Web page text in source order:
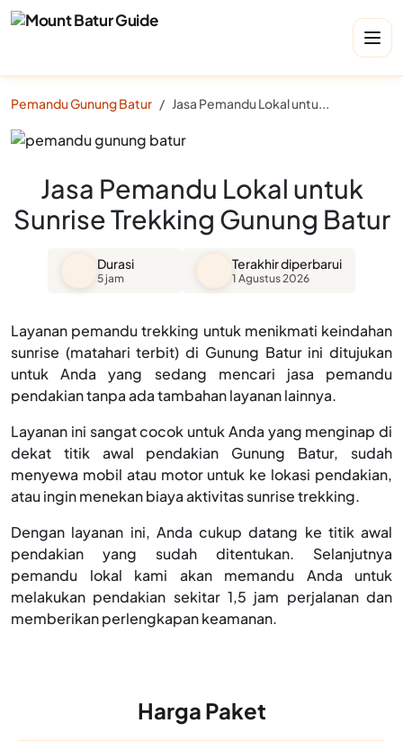
Pemandu Gunung Batur Jasa Pemandu Lokal untuk Sunrise Trekking Gunung Batur
Jasa Pemandu Lokal untuk
Sunrise Trekking Gunung Batur
Durasi
5 jam
Terakhir diperbarui
1 Agustus 2026
Layanan pemandu trekking untuk menikmati keindahan
sunrise (matahari terbit) di Gunung Batur ini ditujukan
untuk Anda yang sedang mencari jasa pemandu
pendakian tanpa ada tambahan layanan lainnya.
Layanan ini sangat cocok untuk Anda yang menginap di
dekat titik awal pendakian Gunung Batur, sudah
menyewa mobil atau motor untuk ke lokasi pendakian,
atau ingin menekan biaya aktivitas sunrise trekking.
Dengan layanan ini, Anda cukup datang ke titik awal
pendakian yang sudah ditentukan. Selanjutnya
pemandu lokal kami akan memandu Anda untuk
melakukan pendakian sekitar 1,5 jam perjalanan dan
memberikan perlengkapan keamanan.
Harga Paket